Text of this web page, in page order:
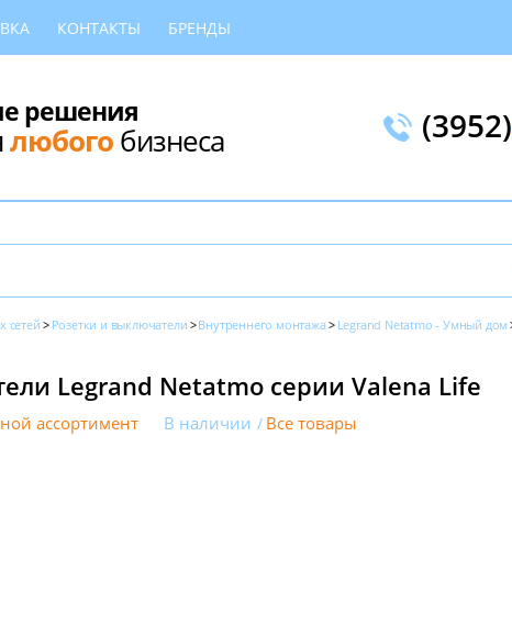
КОНТАКТЫ БРЕНДЫ
решения
любогобизнеса (3952)
сетей Розетки и выключатели Внутреннего монтажа Legrand Netatmo - Умный дом
Legrand Netatmo серии Valena Life
ассортимент В наличии Все товары